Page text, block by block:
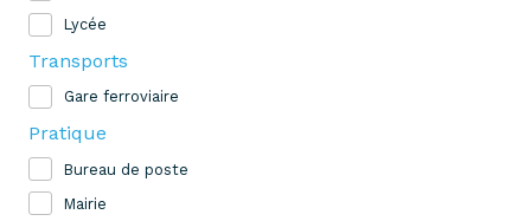
Lycée
Transports
Gare ferroviaire
Pratique
Bureau de poste
Mairie